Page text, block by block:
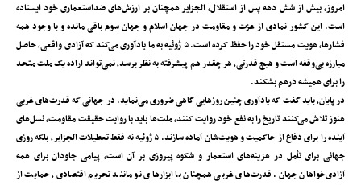
امروز، بیش از شش دهه پس از استقلال، الجزایر همچنان بر ارزش‌های ضداستعماری خود ایستاده
است. این کشور نمادی از عزت و مقاومت در جهان اسلام و جهان سوم باقی مانده و با وجود همه
فشارها، هویت مستقل خود را حفظ کرده است. ۵ ژوئیه به ما یادآوری می‌کند که آزادی واقعی، حاصل
مبارزه بی‌وقفه است و هیچ قدرتی، هر چقدر هم پیشرفته به نظر برسد، نمی‌تواند اراده یک ملت متحد
را برای همیشه درهم بشکند.
در پایان، باید گفت که یادآوری چنین روزهایی گاهی ضروری می‌نماید. در جهانی که قدرت‌های غربی
هنوز تلاش می‌کنند تاریخ را به نفع خود روایت کنند، ملت‌ها باید با روایت حقیقت مقاومت، نسل‌های
آینده را برای دفاع از حاکمیت و هویت‌شان آماده سازند. ۵ ژوئیه نه فقط تعطیلات الجزایر، بلکه روزی
جهانی برای تأمل در هزینه‌های استعمار و شکوه پیروزی بر آن است، پیامی جاودان برای همه
آزادی‌خواهان جهان. قدرت‌های غربی همچنان با ابزارهای نو مانند تحریم اقتصادی، حمایت از